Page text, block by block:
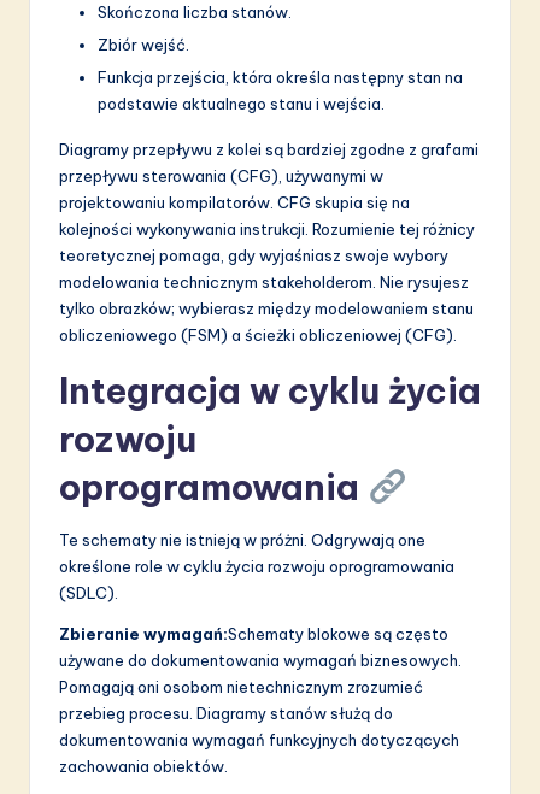
Skończona liczba stanów.
Zbiór wejść.
Funkcja przejścia, która określa następny stan na
podstawie aktualnego stanu i wejścia.
Diagramy przepływu z kolei są bardziej zgodne z grafami
przepływu sterowania (CFG), używanymi w
projektowaniu kompilatorów. CFG skupia się na
kolejności wykonywania instrukcji. Rozumienie tej różnicy
teoretycznej pomaga, gdy wyjaśniasz swoje wybory
modelowania technicznym stakeholderom. Nie rysujesz
tylko obrazków; wybierasz między modelowaniem stanu
obliczeniowego (FSM) a ścieżki obliczeniowej (CFG).
Integracja w cyklu życia
rozwoju
oprogramowania
Te schematy nie istnieją w próżni. Odgrywają one
określone role w cyklu życia rozwoju oprogramowania
(SDLC).
Zbieranie wymagań:Schematy blokowe są często
używane do dokumentowania wymagań biznesowych.
Pomagają oni osobom nietechnicznym zrozumieć
przebieg procesu. Diagramy stanów służą do
dokumentowania wymagań funkcyjnych dotyczących
zachowania obiektów.